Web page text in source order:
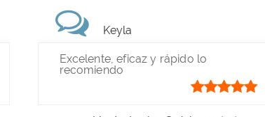
Keyla
Excelente, eficaz y rápido lo
recomiendo